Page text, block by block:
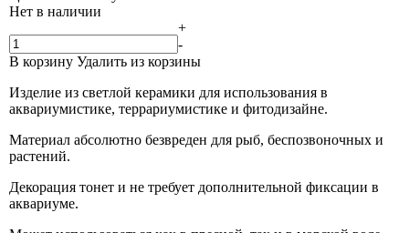
Нет в наличии
+
-
В корзину Удалить из корзины
Изделие из светлой керамики для использования в
аквариумистике, террариумистике и фитодизайне.
Материал абсолютно безвреден для рыб, беспозвоночных и
растений.
Декорация тонет и не требует дополнительной фиксации в
аквариуме.